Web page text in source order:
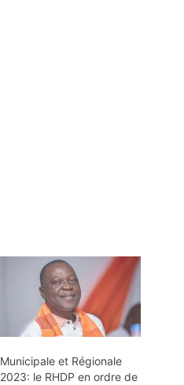
Municipale et Régionale
2023: le RHDP en ordre de